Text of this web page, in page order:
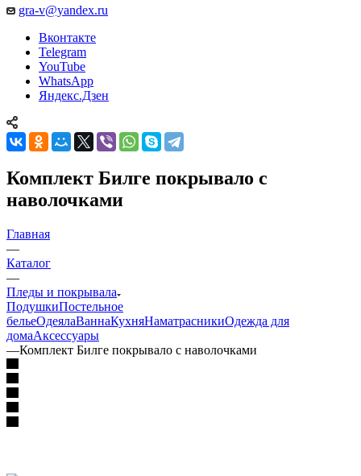
gra-v@yandex.ru
Вконтакте
Telegram
YouTube
WhatsApp
Яндекс.Дзен
Комплект Билге покрывало с
наволочками
Главная
—
Каталог
—
Пледы и покрывала
ПодушкиПостельное
бельеОдеялаВаннаКухняНаматрасникиОдежда для
домаАксессуары
—Комплект Билге покрывало с наволочками